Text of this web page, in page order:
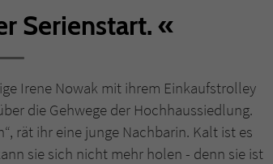
Serienstart.
Irene Nowak mit ihrem Einkaufstrolley
die Gehwege der Hochhaussiedlung.
rät ihr eine junge Nachbarin. Kalt ist es
sie sich nicht mehr holen - denn sie ist
tx_pwcomments_ahash
1 Jahr
Cookie für Kommentare einzelner Buchtitel